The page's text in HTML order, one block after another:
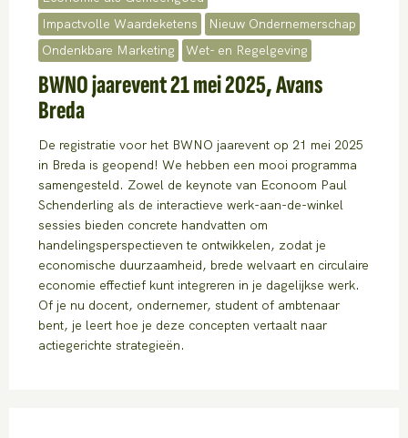
Impactvolle Waardeketens
Nieuw Ondernemerschap
Ondenkbare Marketing
Wet- en Regelgeving
BWNO jaarevent 21 mei 2025, Avans
Breda
De registratie voor het BWNO jaarevent op 21 mei 2025
in Breda is geopend! We hebben een mooi programma
samengesteld. Zowel de keynote van Econoom Paul
Schenderling als de interactieve werk-aan-de-winkel
sessies bieden concrete handvatten om
handelingsperspectieven te ontwikkelen, zodat je
economische duurzaamheid, brede welvaart en circulaire
economie effectief kunt integreren in je dagelijkse werk.
Of je nu docent, ondernemer, student of ambtenaar
bent, je leert hoe je deze concepten vertaalt naar
actiegerichte strategieën.